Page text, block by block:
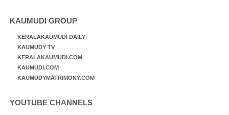
KAUMUDI GROUP
KERALAKAUMUDI DAILY
KAUMUDY TV
KERALAKAUMUDI.COM
KAUMUDI.COM
KAUMUDYMATRIMONY.COM
YOUTUBE CHANNELS